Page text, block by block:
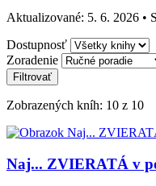
Aktualizované: 5. 6. 2026 •
Dostupnosť
Zoradenie
Filtrovať
Zobrazených kníh: 10 z 10
Naj... ZVIERATÁ v